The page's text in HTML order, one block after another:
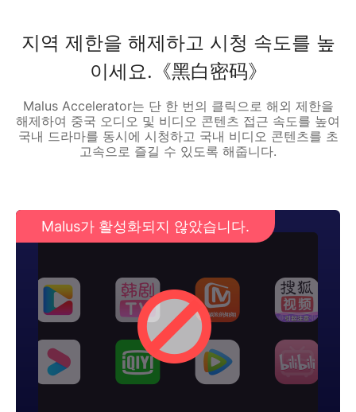
지역 제한을 해제하고 시청 속도를 높
이세요.《黑白密码》
Malus Accelerator는 단 한 번의 클릭으로 해외 제한을
해제하여 중국 오디오 및 비디오 콘텐츠 접근 속도를 높여
국내 드라마를 동시에 시청하고 국내 비디오 콘텐츠를 초
고속으로 즐길 수 있도록 해줍니다.
Malus가 활성화되지 않았습니다.